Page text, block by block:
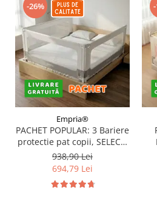
-26%
Empria®
PACHET POPULAR: 3 Bariere
protectie pat copii, SELECT,
160x200 cm
938,90 Lei
694,79 Lei